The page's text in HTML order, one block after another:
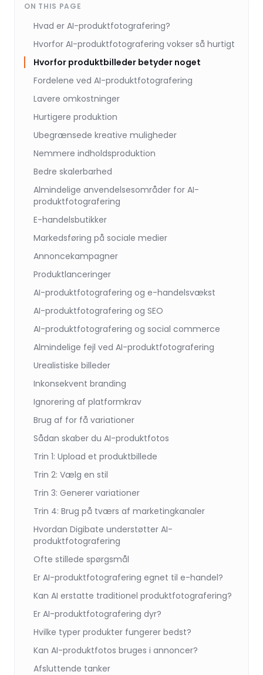
ON THIS PAGE
Hvad er AI-produktfotografering?
Hvorfor AI-produktfotografering vokser så hurtigt
Hvorfor produktbilleder betyder noget
Fordelene ved AI-produktfotografering
Lavere omkostninger
Hurtigere produktion
Ubegrænsede kreative muligheder
Nemmere indholdsproduktion
Bedre skalerbarhed
Almindelige anvendelsesområder for AI-
produktfotografering
E-handelsbutikker
Markedsføring på sociale medier
Annoncekampagner
Produktlanceringer
AI-produktfotografering og e-handelsvækst
AI-produktfotografering og SEO
AI-produktfotografering og social commerce
Almindelige fejl ved AI-produktfotografering
Urealistiske billeder
Inkonsekvent branding
Ignorering af platformkrav
Brug af for få variationer
Sådan skaber du AI-produktfotos
Trin 1: Upload et produktbillede
Trin 2: Vælg en stil
Trin 3: Generer variationer
Trin 4: Brug på tværs af marketingkanaler
Hvordan Digibate understøtter AI-
produktfotografering
Ofte stillede spørgsmål
Er AI-produktfotografering egnet til e-handel?
Kan AI erstatte traditionel produktfotografering?
Er AI-produktfotografering dyr?
Hvilke typer produkter fungerer bedst?
Kan AI-produktfotos bruges i annoncer?
Afsluttende tanker